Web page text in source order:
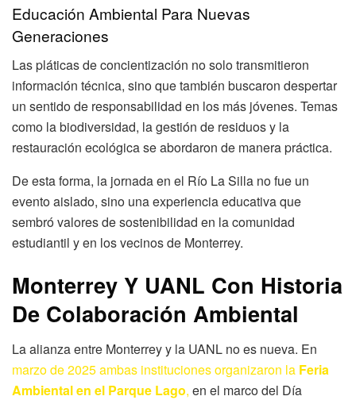
Educación Ambiental Para Nuevas
Generaciones
Las pláticas de concientización no solo transmitieron
información técnica, sino que también buscaron despertar
un sentido de responsabilidad en los más jóvenes. Temas
como la biodiversidad, la gestión de residuos y la
restauración ecológica se abordaron de manera práctica.
De esta forma, la jornada en el Río La Silla no fue un
evento aislado, sino una experiencia educativa que
sembró valores de sostenibilidad en la comunidad
estudiantil y en los vecinos de Monterrey.
Monterrey Y UANL Con Historia
De Colaboración Ambiental
La alianza entre Monterrey y la UANL no es nueva. En
marzo de 2025 ambas instituciones organizaron la Feria
Ambiental en el Parque Lago, en el marco del Día